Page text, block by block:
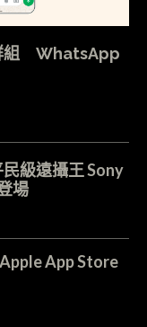
組 WhatsApp
級遠攝王 Sony
場
App Store